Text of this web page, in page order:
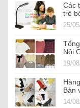
Các
trẻ
25/
Nội
19/
Bản
14/